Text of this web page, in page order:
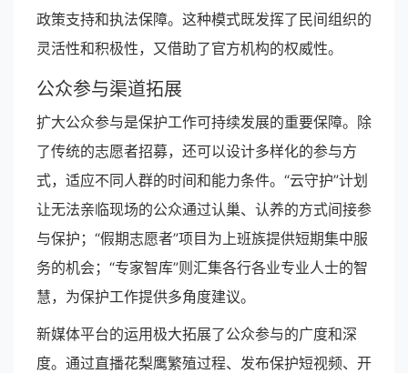
政策支持和执法保障。这种模式既发挥了民间组织的
灵活性和积极性，又借助了官方机构的权威性。
公众参与渠道拓展
扩大公众参与是保护工作可持续发展的重要保障。除
了传统的志愿者招募，还可以设计多样化的参与方
式，适应不同人群的时间和能力条件。“云守护”计划
让无法亲临现场的公众通过认巢、认养的方式间接参
与保护；“假期志愿者”项目为上班族提供短期集中服
务的机会；“专家智库”则汇集各行各业专业人士的智
慧，为保护工作提供多角度建议。
新媒体平台的运用极大拓展了公众参与的广度和深
度。通过直播花梨鹰繁殖过程、发布保护短视频、开